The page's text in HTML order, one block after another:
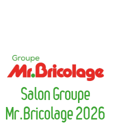
Salon Groupe
Mr.Bricolage 2026